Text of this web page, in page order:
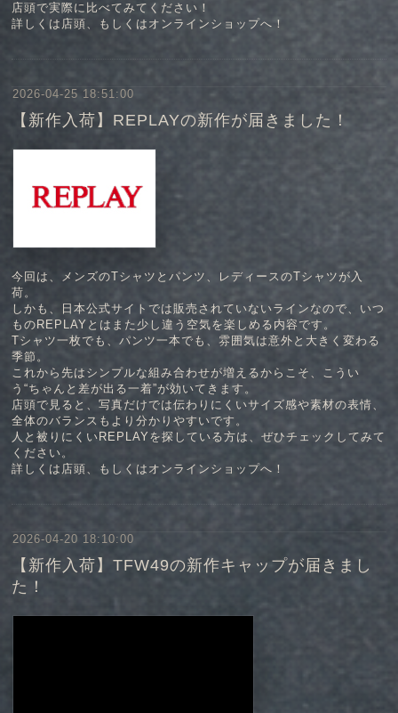
店頭で実際に比べてみてください！
詳しくは店頭、もしくはオンラインショップへ！
2026-04-25 18:51:00
【新作入荷】REPLAYの新作が届きました！
今回は、メンズのTシャツとパンツ、レディースのTシャツが入
荷。
しかも、日本公式サイトでは販売されていないラインなので、いつ
ものREPLAYとはまた少し違う空気を楽しめる内容です。
Tシャツ一枚でも、パンツ一本でも、雰囲気は意外と大きく変わる
季節。
これから先はシンプルな組み合わせが増えるからこそ、こうい
う“ちゃんと差が出る一着”が効いてきます。
店頭で見ると、写真だけでは伝わりにくいサイズ感や素材の表情、
全体のバランスもより分かりやすいです。
人と被りにくいREPLAYを探している方は、ぜひチェックしてみて
ください。
詳しくは店頭、もしくはオンラインショップへ！
2026-04-20 18:10:00
【新作入荷】TFW49の新作キャップが届きまし
た！